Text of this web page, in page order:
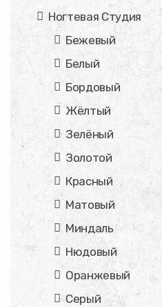
Ногтевая Студия
Бежевый
Белый
Бордовый
Жёлтый
Зелёный
Золотой
Красный
Матовый
Миндаль
Нюдовый
Оранжевый
Серый